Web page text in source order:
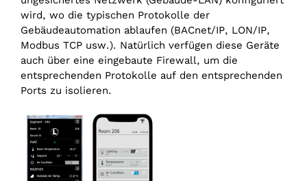
wird, wo die typischen Protokolle der
Gebäudeautomation ablaufen (BACnet/‌IP, LON/‌IP,
Modbus TCP usw.). Natürlich verfügen diese Geräte
auch über eine eingebaute Firewall, um die
entsprechenden Protokolle auf den entsprechenden
Ports zu isolieren.